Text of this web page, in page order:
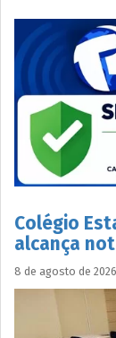
Colégio
alcança
8 de agosto de 2026